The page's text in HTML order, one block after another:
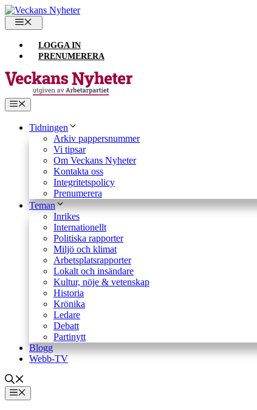
Hoppa
till
innehåll
LOGGA IN
PRENUMERERA
Meny
Tidningen
Arkiv pappersnummer
Vi tipsar
Om Veckans Nyheter
Kontakta oss
Integritetspolicy
Prenumerera
Teman
Inrikes
Internationellt
Politiska rapporter
Miljö och klimat
Arbetsplatsrapporter
Lokalt och insändare
Kultur, nöje & vetenskap
Historia
Krönika
Ledare
Debatt
Partinytt
Blogg
Webb-TV
Meny